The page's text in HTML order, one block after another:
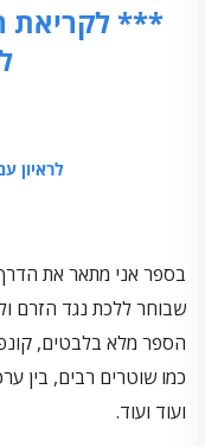
*** לקריאת
לראיון
בספר אני מתאר את
שבוחר ללכת נגד הזרם
הספר מלא בלבטים,
כמו שוטרים רבים, בין
ועוד ועוד.